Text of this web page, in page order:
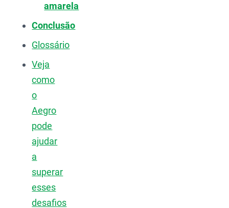
amarela
Conclusão
Glossário
Veja
como
o
Aegro
pode
ajudar
a
superar
esses
desafios